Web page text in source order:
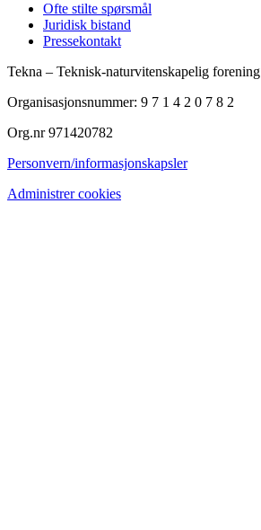
Ofte stilte spørsmål
Juridisk bistand
Pressekontakt
Tekna – Teknisk-naturvitenskapelig forening
Organisasjonsnummer: 9 7 1 4 2 0 7 8 2
Org.nr 971420782
Personvern/informasjonskapsler
Administrer cookies